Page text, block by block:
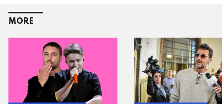
MORE